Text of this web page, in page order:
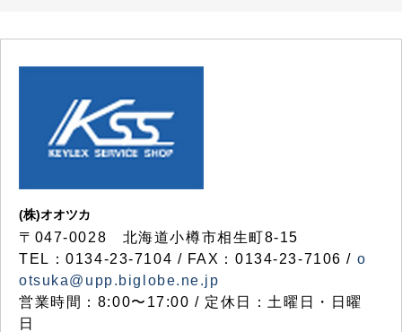
(株)オオツカ
〒047-0028 北海道小樽市相生町8-15
TEL：0134-23-7104 / FAX：0134-23-7106 / o
otsuka@upp.biglobe.ne.jp
営業時間：8:00〜17:00 / 定休日：土曜日・日曜
日